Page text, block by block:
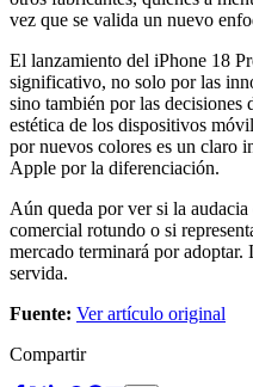
vez que se valida un nuevo
El lanzamiento del iPhone 18
significativo, no solo por las
sino también por las
estética de los dispositivos
por nuevos colores es un claro
Apple por la diferenciación.
Aún queda por ver si la
comercial rotundo o si
mercado terminará por adoptar.
servida.
Fuente: Ver artículo original
Compartir